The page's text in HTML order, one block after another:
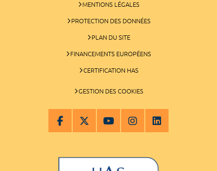
MENTIONS LÉGALES
PROTECTION DES DONNÉES
PLAN DU SITE
FINANCEMENTS EUROPÉENS
CERTIFICATION HAS
GESTION DES COOKIES